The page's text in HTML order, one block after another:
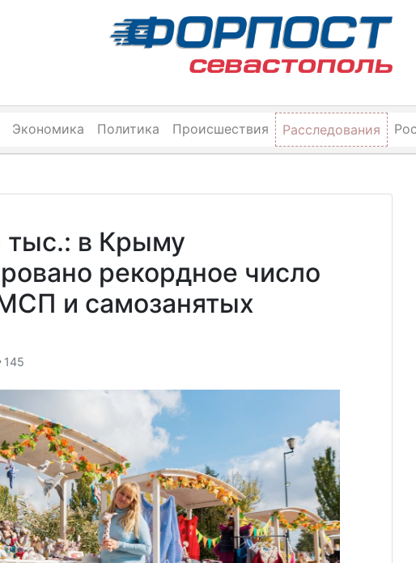
Экономика Политика Происшествия Расследования
в Крыму
рекордное число
и самозанятых
145